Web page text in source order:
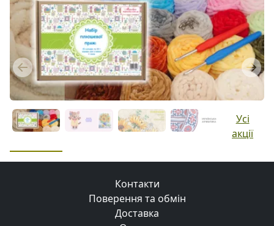
Previous Next
Усі
акції
Контакти
Поверення та обмін
Доставка